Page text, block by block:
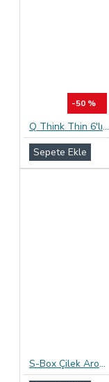
-50 %
Q Think Thin 6'lı Ekstra İnce Vanilya Aromalı Prezervatif
Sepete Ekle
S-Box Çilek Aromalı Prezervatif 12li Paket